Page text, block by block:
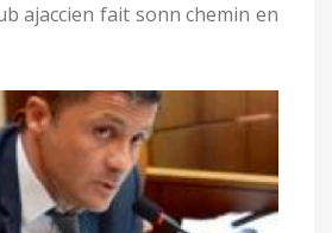
ajaccien fait sonn chemin en